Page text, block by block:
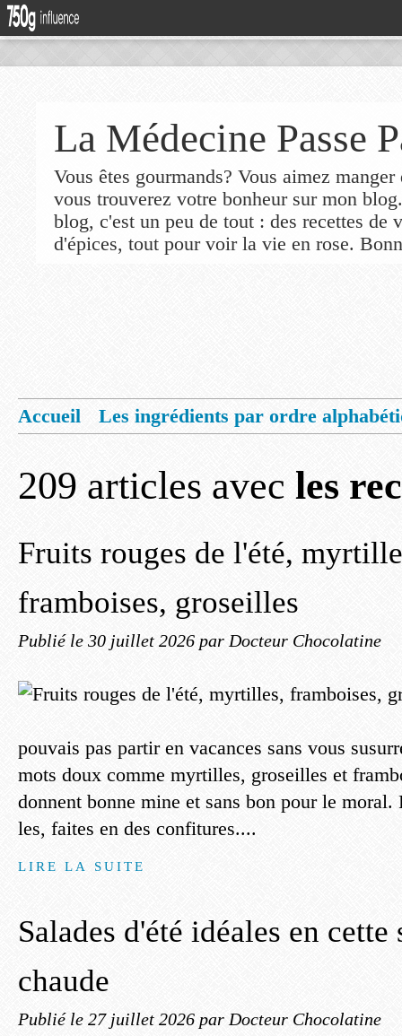
La Médecine Passe
Vous êtes gourmands? Vous aimez
vous trouverez votre bonheur sur mon
blog, c'est un peu de tout : des recettes de
d'épices, tout pour voir la vie en rose.
Accueil
Les ingrédients par ordre
209 articles avec les
Fruits rouges de l'été,
framboises, groseilles
Publié le 30 juillet 2026 par Docteur Chocolatine
pouvais pas partir en vacances sans vous
mots doux comme myrtilles, groseilles et
donnent bonne mine et sans bon pour le
les, faites en des confitures....
LIRE LA SUITE
Salades d'été idéales en cette
chaude
Publié le 27 juillet 2026 par Docteur Chocolatine